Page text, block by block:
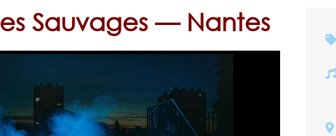
Sauvages — Nantes